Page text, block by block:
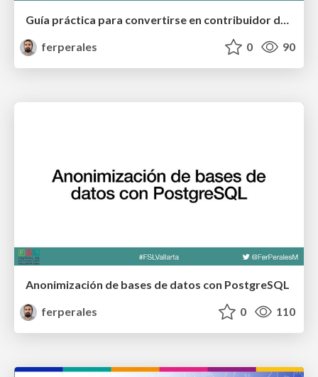
Guía práctica para convertirse en contribuidor de open source en 10 años o más
ferperales
0 90
Anonimización de bases de datos con PostgreSQL
ferperales
0 110